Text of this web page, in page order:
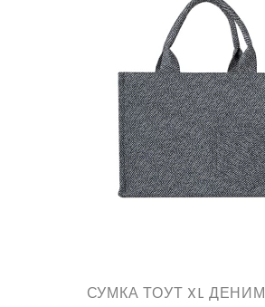
СУМКА ТОУТ XL ДЕНИМ